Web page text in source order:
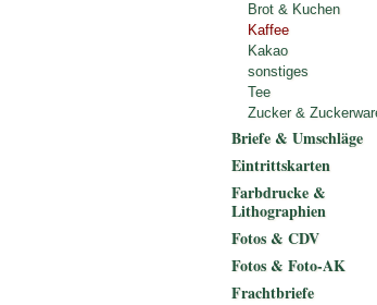
Brot & Kuchen
Kaffee
Kakao
sonstiges
Tee
Zucker &
Briefe & Umschläge
Eintrittskarten
Farbdrucke &
Lithographien
Fotos & CDV
Fotos & Foto-AK
Frachtbriefe